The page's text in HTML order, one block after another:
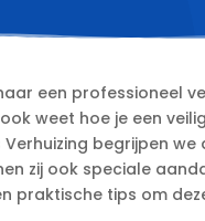
een professioneel
weet hoe je een
Verhuizing begrijpen
zij ook speciale
praktische tips om